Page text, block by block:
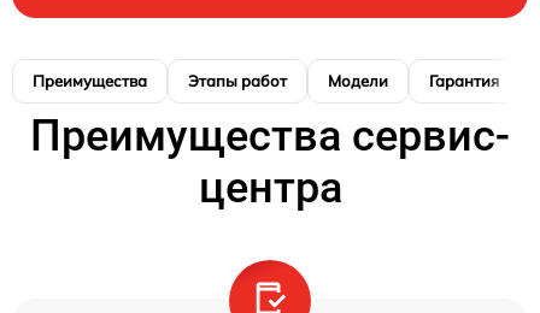
Преимущества Этапы работ Модели Гарантия
Преимущества сервис-
центра